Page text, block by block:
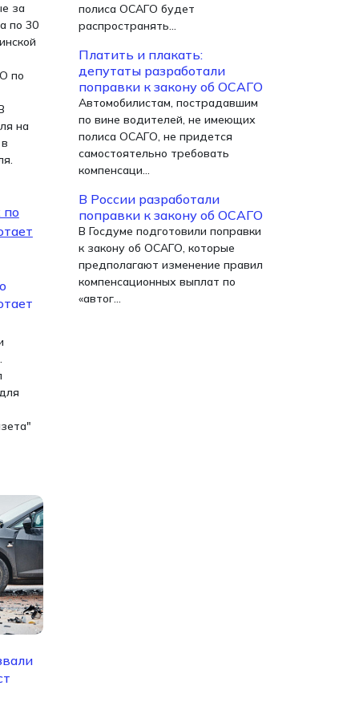
за
по 30
по
на
полиса ОСАГО будет
распространять...
Платить и плакать:
депутаты разработали
поправки к закону об ОСАГО
Автомобилистам, пострадавшим
по вине водителей, не имеющих
полиса ОСАГО, не придется
самостоятельно требовать
компенсаци...
В России разработали
поправки к закону об ОСАГО
В Госдуме подготовили поправки
к закону об ОСАГО, которые
предполагают изменение правил
компенсационных выплат по
«автог...